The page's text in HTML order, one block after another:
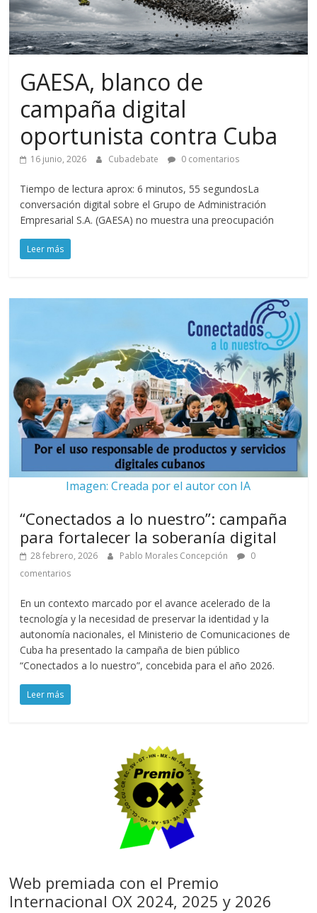
GAESA, blanco de
campaña digital
oportunista contra Cuba
16 junio, 2026 Cubadebate 0 comentarios
Tiempo de lectura aprox: 6 minutos, 55 segundosLa
conversación digital sobre el Grupo de Administración
Empresarial S.A. (GAESA) no muestra una preocupación
Leer más
Imagen: Creada por el autor con IA
“Conectados a lo nuestro”: campaña
para fortalecer la soberanía digital
28 febrero, 2026 Pablo Morales Concepción
0
comentarios
En un contexto marcado por el avance acelerado de la
tecnología y la necesidad de preservar la identidad y la
autonomía nacionales, el Ministerio de Comunicaciones de
Cuba ha presentado la campaña de bien público
“Conectados a lo nuestro”, concebida para el año 2026.
Leer más
Web premiada con el Premio
Internacional OX 2024, 2025 y 2026